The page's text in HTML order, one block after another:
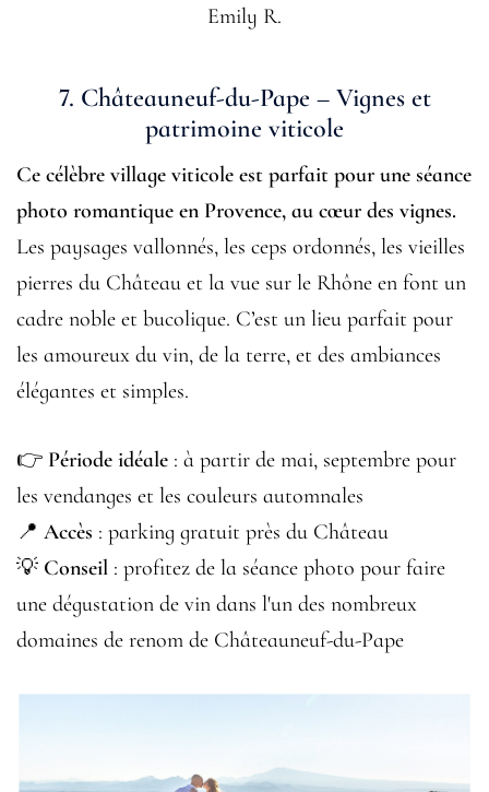
Emily R.
7. Châteauneuf-du-Pape – Vignes et
patrimoine viticole
Ce célèbre village viticole est parfait pour une séance
photo romantique en Provence, au cœur des vignes.
Les paysages vallonnés, les ceps ordonnés, les vieilles
pierres du Château et la vue sur le Rhône en font un
cadre noble et bucolique. C’est un lieu parfait pour
les amoureux du vin, de la terre, et des ambiances
élégantes et simples.
👉 Période idéale : à partir de mai, septembre pour
les vendanges et les couleurs automnales
📍 Accès : parking gratuit près du Château
💡 Conseil : profitez de la séance photo pour faire
une dégustation de vin dans l'un des nombreux
domaines de renom de Châteauneuf-du-Pape